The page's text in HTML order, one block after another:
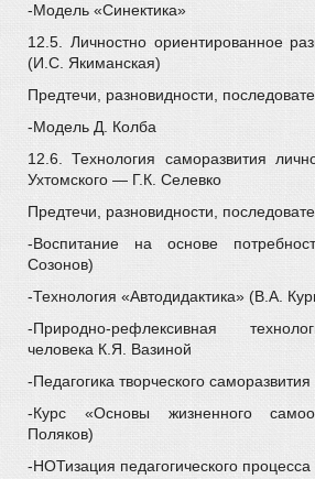
-Модель «Синектика»
12.5. Личностно ориентированное
(И.С. Якиманская)
Предтечи, разновидности,
-Модель Д. Колба
12.6. Технология саморазвития
Ухтомского — Г.К. Селевко
Предтечи, разновидности,
-Воспитание на основе
Созонов)
-Технология «Автодидактика» (В.А.
-Природно-рефлексивная
человека К.Я. Вазиной
-Педагогика творческого
-Курс «Основы жизненного
Поляков)
-НОТизация педагогического